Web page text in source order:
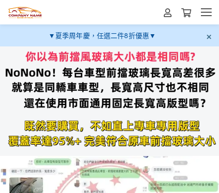
▼夏季周年慶，任選二件8折優惠▼